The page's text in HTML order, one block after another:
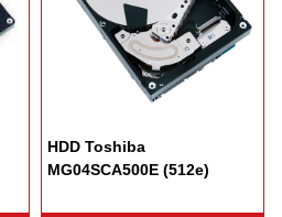
HDD Toshiba
MG04SCA500E (512e)